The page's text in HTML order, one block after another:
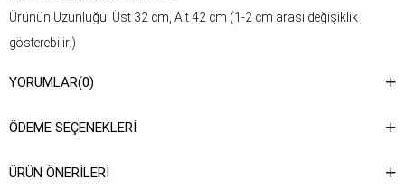
Ürünün Uzunluğu: Üst 32 cm, Alt 42 cm (1-2 cm arası değişiklik
gösterebilir.)
Yıkama Talimatı : Ürünün iç kısmında bulunan etiketten yıkama
talimatına ulaşabilirsiniz.
YORUMLAR(0)
ÖDEME SEÇENEKLERI
ÜRÜN ÖNERILERI